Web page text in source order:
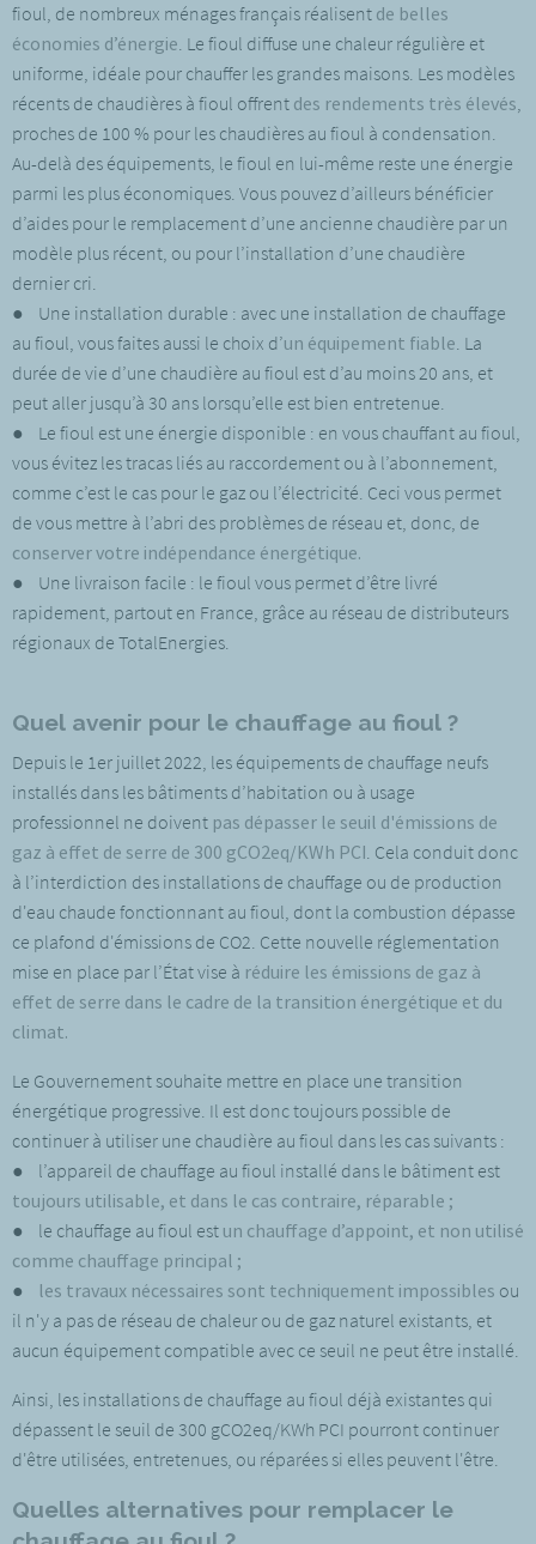
fioul, de nombreux ménages français réalisent de belles
économies d’énergie. Le fioul diffuse une chaleur régulière et
uniforme, idéale pour chauffer les grandes maisons. Les modèles
récents de chaudières à fioul offrent des rendements très élevés,
proches de 100 % pour les chaudières au fioul à condensation.
Au-delà des équipements, le fioul en lui-même reste une énergie
parmi les plus économiques. Vous pouvez d’ailleurs bénéficier
d’aides pour le remplacement d’une ancienne chaudière par un
modèle plus récent, ou pour l’installation d’une chaudière
dernier cri.
● Une installation durable : avec une installation de chauffage
au fioul, vous faites aussi le choix d’un équipement fiable. La
durée de vie d’une chaudière au fioul est d’au moins 20 ans, et
peut aller jusqu’à 30 ans lorsqu’elle est bien entretenue.
● Le fioul est une énergie disponible : en vous chauffant au fioul,
vous évitez les tracas liés au raccordement ou à l’abonnement,
comme c’est le cas pour le gaz ou l’électricité. Ceci vous permet
de vous mettre à l’abri des problèmes de réseau et, donc, de
conserver votre indépendance énergétique.
● Une livraison facile : le fioul vous permet d’être livré
rapidement, partout en France, grâce au réseau de distributeurs
régionaux de TotalEnergies.
Quel avenir pour le chauffage au fioul ?
Depuis le 1er juillet 2022, les équipements de chauffage neufs
installés dans les bâtiments d’habitation ou à usage
professionnel ne doivent pas dépasser le seuil d'émissions de
gaz à effet de serre de 300 gCO2eq/KWh PCI. Cela conduit donc
à l’interdiction des installations de chauffage ou de production
d'eau chaude fonctionnant au fioul, dont la combustion dépasse
ce plafond d'émissions de CO2. Cette nouvelle réglementation
mise en place par l’État vise à réduire les émissions de gaz à
effet de serre dans le cadre de la transition énergétique et du
climat.
Le Gouvernement souhaite mettre en place une transition
énergétique progressive. Il est donc toujours possible de
continuer à utiliser une chaudière au fioul dans les cas suivants :
● l’appareil de chauffage au fioul installé dans le bâtiment est
toujours utilisable, et dans le cas contraire, réparable ;
● le chauffage au fioul est un chauffage d’appoint, et non utilisé
comme chauffage principal ;
●
les travaux nécessaires sont techniquement impossibles ou
il n'y a pas de réseau de chaleur ou de gaz naturel existants, et
aucun équipement compatible avec ce seuil ne peut être installé.
Ainsi, les installations de chauffage au fioul déjà existantes qui
dépassent le seuil de 300 gCO2eq/KWh PCI pourront continuer
d'être utilisées, entretenues, ou réparées si elles peuvent l'être.
Quelles alternatives pour remplacer le